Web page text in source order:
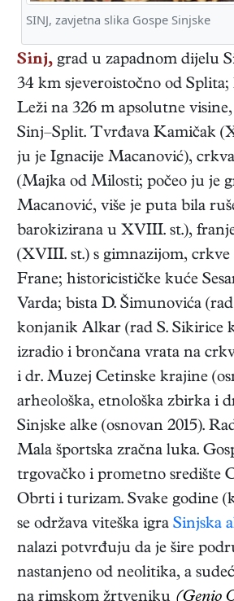
SINJ, zavjetna slika Gospe Sinjske
Sinj, grad u zapadnom dijelu
34 km sjeveroistočno od Splita;
Leži na 326 m apsolutne
Sinj–Split. Tvrđava Kamičak
ju je Ignacije Macanović),
(Majka od Milosti; počeo ju je
Macanović, više je puta bila
barokizirana u XVIII. st.),
(XVIII. st.) s gimnazijom, crkve
Frane; historicističke kuće
Varda; bista D. Šimunovića
konjanik Alkar (rad S. Sikirice
izradio i brončana vrata na
i dr. Muzej Cetinske krajine
arheološka, etnološka zbirka i
Sinjske alke (osnovan 2015).
Mala športska zračna luka.
trgovačko i prometno središte
Obrti i turizam. Svake godine
se održava viteška igra Sinjska
nalazi potvrđuju da je šire
nastanjeno od neolitika, a